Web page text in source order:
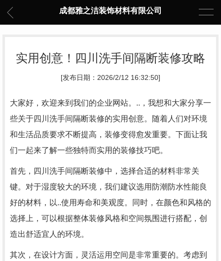
成都雅之洁装饰材料有限公司
实用创意！四川洗手间隔断装修攻略
[发布日期：2026/2/12 16:32:50]
大家好，欢迎来到我们的企业网站。..，我想和大家分享一
些关于四川洗手间隔断装修的实用创意。随着人们对环境
和生活品质要求不断提高，装修变得愈发重要。下面让我
们一起来了解一些独特而实用的装修技巧吧。
首先，四川洗手间隔断装修中，选择合适的材料非常关
键。对于湿度较大的环境，我们建议选用防潮防水性能良
好的材料，以..使用寿命和美观度。同时，在颜色和风格的
选择上，可以根据整体装修风格和空间氛围进行搭配，创
造出舒适宜人的环境。
其次，在设计方面，灵活运用空间是非常重要的。考虑到